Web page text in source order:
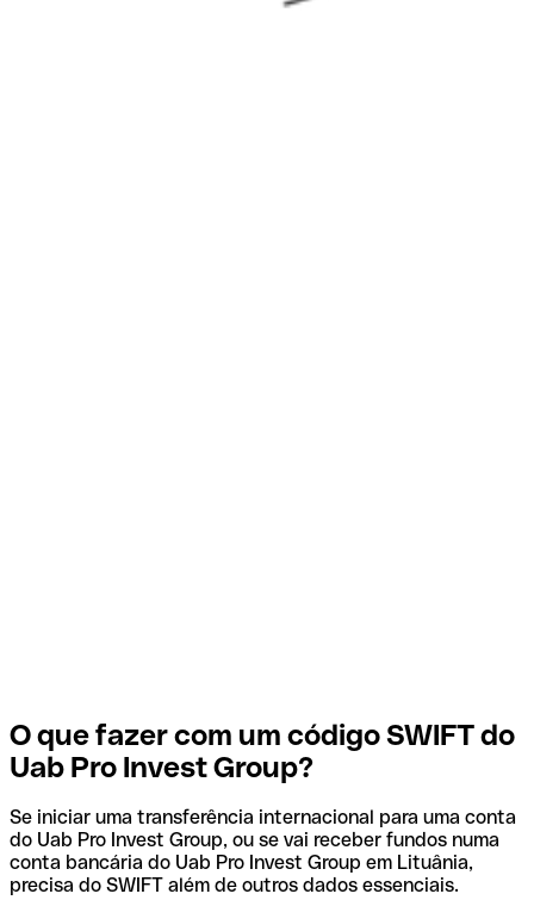
O que fazer com um código SWIFT do
Uab Pro Invest Group?
Se iniciar uma transferência internacional para uma conta
do Uab Pro Invest Group, ou se vai receber fundos numa
conta bancária do Uab Pro Invest Group em Lituânia,
precisa do SWIFT além de outros dados essenciais.